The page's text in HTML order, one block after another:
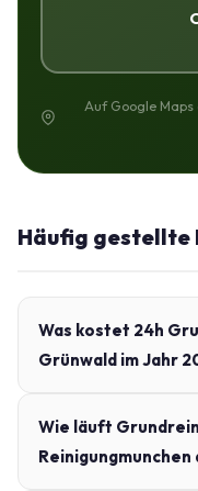
Auf Google Maps
Häufig gestellte
Was kostet 24h
Grünwald im Jahr
Wie läuft
Reinigungmunchen